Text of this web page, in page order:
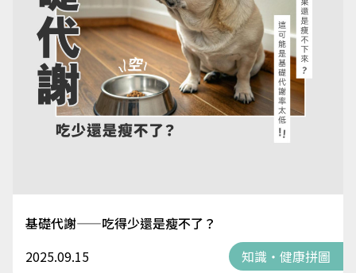
基礎代謝——吃得少還是瘦不了？
2025.09.15
知識・健康拼圖